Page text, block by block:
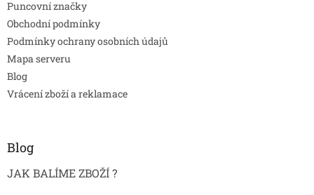
Puncovní značky
Obchodní podmínky
Podmínky ochrany osobních údajů
Mapa serveru
Blog
Vrácení zboží a reklamace
Blog
JAK BALÍME ZBOŽÍ ?